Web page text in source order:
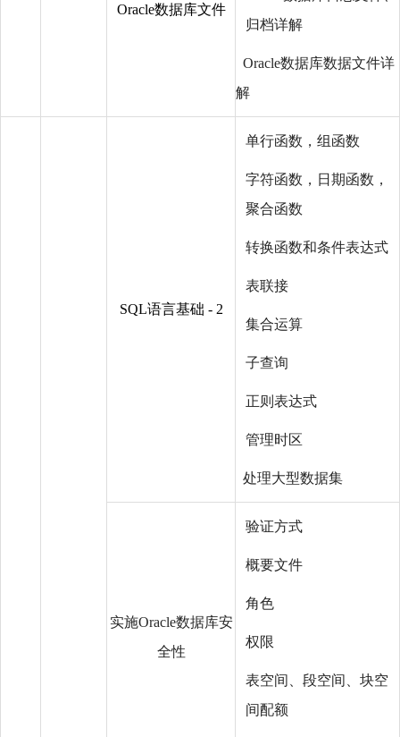
Oracle数据库文件
归档详解
Oracle数据库数据文件详
解
SQL语言基础 - 2
单行函数，组函数
字符函数，日期函数，
聚合函数
转换函数和条件表达式
表联接
集合运算
子查询
正则表达式
管理时区
处理大型数据集
实施Oracle数据库安
全性
验证方式
概要文件
角色
权限
表空间、段空间、块空
间配额